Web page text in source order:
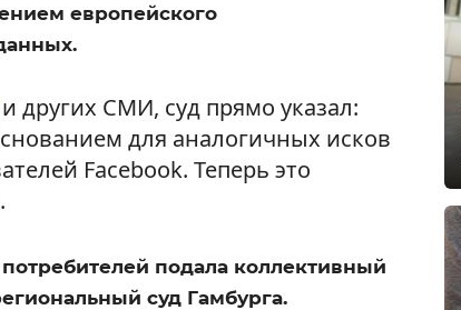
европейского
и других СМИ, суд прямо указал:
для аналогичных исков
Facebook. Теперь это
подала коллективный
суд Гамбурга.